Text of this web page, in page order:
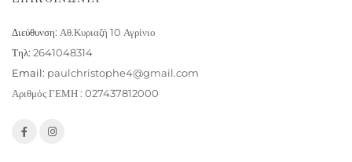
Διεύθυνση: Αθ.Κυριαζή 10 Αγρίνιο
Τηλ: 2641048314
Email: paulchristophe4@gmail.com
Αριθμός ΓΕΜΗ : 027437812000